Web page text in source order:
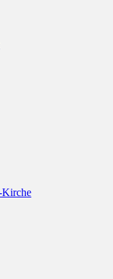
Kirche